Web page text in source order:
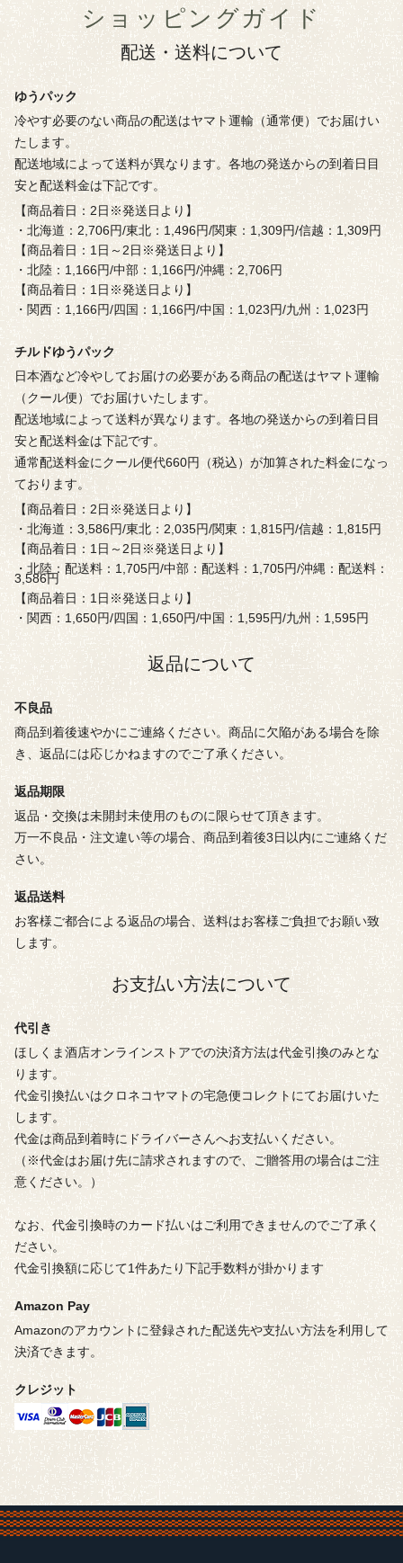
ショッピングガイド
配送・送料について
ゆうパック
冷やす必要のない商品の配送はヤマト運輸（通常便）でお届けい
たします。
配送地域によって送料が異なります。各地の発送からの到着日目
安と配送料金は下記です。
【商品着日：2日※発送日より】
・北海道：2,706円/東北：1,496円/関東：1,309円/信越：1,309円
【商品着日：1日～2日※発送日より】
・北陸：1,166円/中部：1,166円/沖縄：2,706円
【商品着日：1日※発送日より】
・関西：1,166円/四国：1,166円/中国：1,023円/九州：1,023円
チルドゆうパック
日本酒など冷やしてお届けの必要がある商品の配送はヤマト運輸
（クール便）でお届けいたします。
配送地域によって送料が異なります。各地の発送からの到着日目
安と配送料金は下記です。
通常配送料金にクール便代660円（税込）が加算された料金になっ
ております。
【商品着日：2日※発送日より】
・北海道：3,586円/東北：2,035円/関東：1,815円/信越：1,815円
【商品着日：1日～2日※発送日より】
・北陸：配送料：1,705円/中部：配送料：1,705円/沖縄：配送料：
3,586円
【商品着日：1日※発送日より】
・関西：1,650円/四国：1,650円/中国：1,595円/九州：1,595円
返品について
不良品
商品到着後速やかにご連絡ください。商品に欠陥がある場合を除
き、返品には応じかねますのでご了承ください。
返品期限
返品・交換は未開封未使用のものに限らせて頂きます。
万一不良品・注文違い等の場合、商品到着後3日以内にご連絡くだ
さい。
返品送料
お客様ご都合による返品の場合、送料はお客様ご負担でお願い致
します。
お支払い方法について
代引き
ほしくま酒店オンラインストアでの決済方法は代金引換のみとな
ります。
代金引換払いはクロネコヤマトの宅急便コレクトにてお届けいた
します。
代金は商品到着時にドライバーさんへお支払いください。
（※代金はお届け先に請求されますので、ご贈答用の場合はご注
意ください。）
なお、代金引換時のカード払いはご利用できませんのでご了承く
ださい。
代金引換額に応じて1件あたり下記手数料が掛かります
Amazon Pay
Amazonのアカウントに登録された配送先や支払い方法を利用して
決済できます。
クレジット